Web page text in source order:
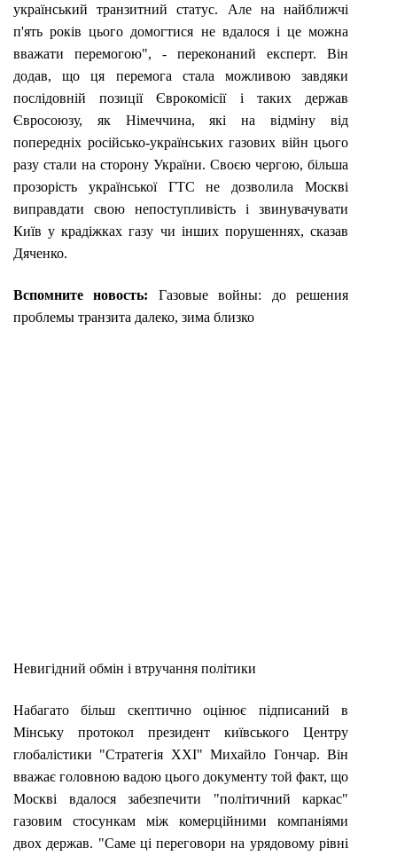
український транзитний статус. Але на найближчі
п'ять років цього домогтися не вдалося і це можна
вважати перемогою", - переконаний експерт. Він
додав, що ця перемога стала можливою завдяки
послідовній позиції Єврокомісії і таких держав
Євросоюзу, як Німеччина, які на відміну від
попередніх російсько-українських газових війн цього
разу стали на сторону України. Своєю чергою, більша
прозорість української ГТС не дозволила Москві
виправдати свою непоступливість і звинувачувати
Київ у крадіжках газу чи інших порушеннях, сказав
Дяченко.
Вспомните новость: Газовые войны: до решения
проблемы транзита далеко, зима близко
Невигідний обмін і втручання політики
Набагато більш скептично оцінює підписаний в
Мінську протокол президент київського Центру
глобалістики "Стратегія ХХІ" Михайло Гончар. Він
вважає головною вадою цього документу той факт, що
Москві вдалося забезпечити "політичний каркас"
газовим стосункам між комерційними компаніями
двох держав. "Саме ці переговори на урядовому рівні